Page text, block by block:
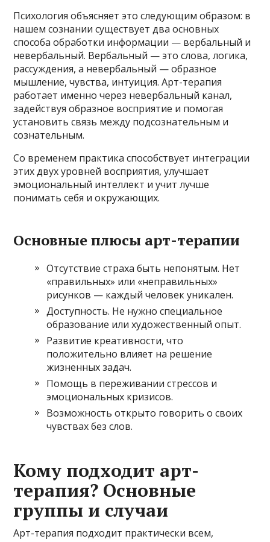
Психология объясняет это следующим образом: в
нашем сознании существует два основных
способа обработки информации — вербальный и
невербальный. Вербальный — это слова, логика,
рассуждения, а невербальный — образное
мышление, чувства, интуиция. Арт-терапия
работает именно через невербальный канал,
задействуя образное восприятие и помогая
установить связь между подсознательным и
сознательным.
Со временем практика способствует интеграции
этих двух уровней восприятия, улучшает
эмоциональный интеллект и учит лучше
понимать себя и окружающих.
Основные плюсы арт-терапии
Отсутствие страха быть непонятым. Нет
«правильных» или «неправильных»
рисунков — каждый человек уникален.
Доступность. Не нужно специальное
образование или художественный опыт.
Развитие креативности, что
положительно влияет на решение
жизненных задач.
Помощь в переживании стрессов и
эмоциональных кризисов.
Возможность открыто говорить о своих
чувствах без слов.
Кому подходит арт-
терапия? Основные
группы и случаи
Арт-терапия подходит практически всем,